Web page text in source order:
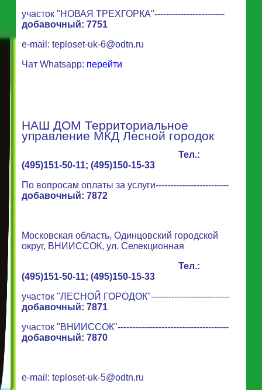
участок "НОВАЯ ТРЕХГОРКА"------------------------
добавочный: 7751
e-mail: teploset-uk-6@odtn.ru
Чат Whatsapp: перейти
НАШ ДОМ Территориальное
управление МКД Лесной городок
Тел.:
(495)151-50-11; (495)150-15-33
По вопросам оплаты за услуги-------------------------
добавочный: 7872
Московская область, Одинцовский городской
округ, ВНИИССОК, ул. Селекционная
Тел.:
(495)151-50-11; (495)150-15-33
участок "ЛЕСНОЙ ГОРОДОК"---------------------------
добавочный: 7871
участок "ВНИИССОК"--------------------------------------
добавочный: 7870
e-mail: teploset-uk-5@odtn.ru